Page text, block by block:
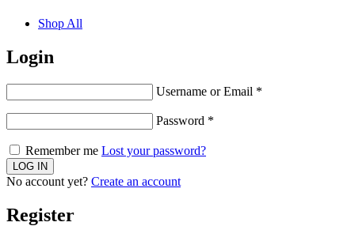
Shop All
Login
Username or Email *
Password *
Remember me Lost your password?
No account yet? Create an account
Register